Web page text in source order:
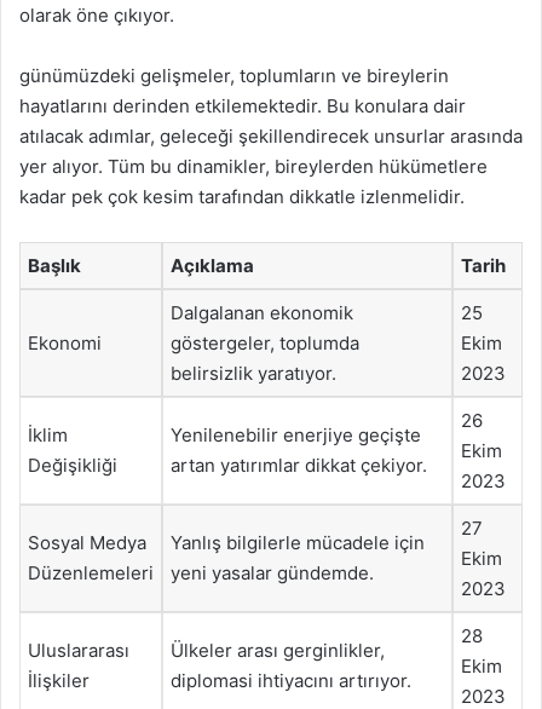
olarak öne çıkıyor.
günümüzdeki gelişmeler, toplumların ve bireylerin
hayatlarını derinden etkilemektedir. Bu konulara dair
atılacak adımlar, geleceği şekillendirecek unsurlar arasında
yer alıyor. Tüm bu dinamikler, bireylerden hükümetlere
kadar pek çok kesim tarafından dikkatle izlenmelidir.
Başlık Açıklama Tarih
Ekonomi
Dalgalanan ekonomik
göstergeler, toplumda
belirsizlik yaratıyor.
25
Ekim
2023
İklim
Değişikliği
Yenilenebilir enerjiye geçişte
artan yatırımlar dikkat çekiyor.
26
Ekim
2023
Sosyal Medya
Düzenlemeleri
Yanlış bilgilerle mücadele için
yeni yasalar gündemde.
27
Ekim
2023
Uluslararası
İlişkiler
Ülkeler arası gerginlikler,
diplomasi ihtiyacını artırıyor.
28
Ekim
2023